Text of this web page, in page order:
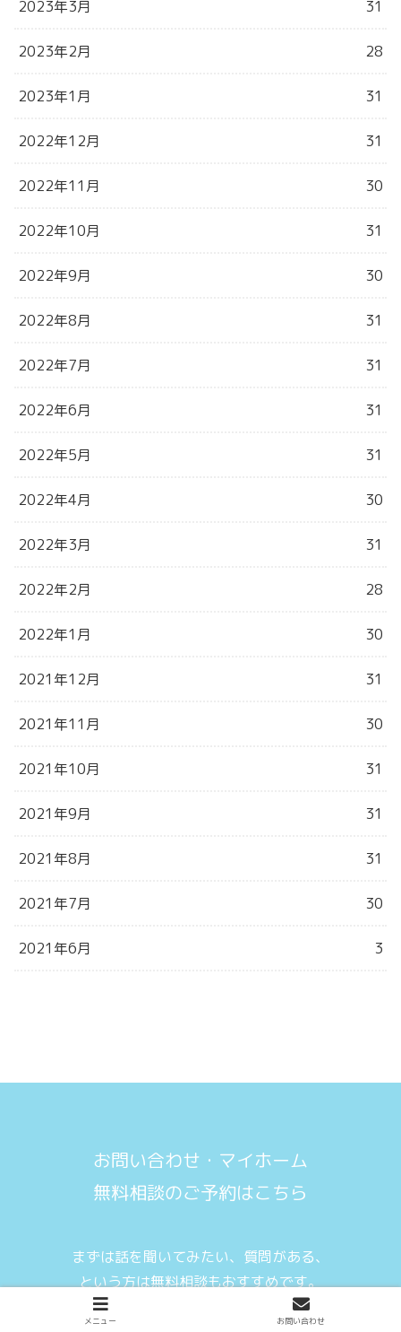
2023年3月 31
2023年2月 28
2023年1月 31
2022年12月 31
2022年11月 30
2022年10月 31
2022年9月 30
2022年8月 31
2022年7月 31
2022年6月 31
2022年5月 31
2022年4月 30
2022年3月 31
2022年2月 28
2022年1月 30
2021年12月 31
2021年11月 30
2021年10月 31
2021年9月 31
2021年8月 31
2021年7月 30
2021年6月 3
お問い合わせ・マイホーム
無料相談のご予約はこちら
まずは話を聞いてみたい、質問がある、
という方は無料相談もおすすめです。
メニュー お問い合わせ